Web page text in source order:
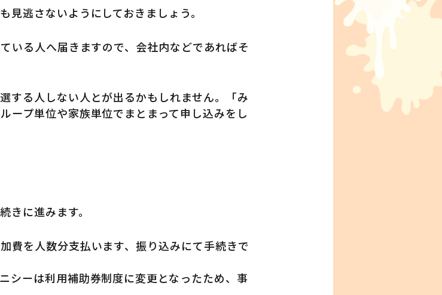
見逃さないようにしておきましょう。
いる人へ届きますので、会社内などであればそ
する人しない人とが出るかもしれません。「み
ープ単位や家族単位でまとまって申し込みをし
きに進みます。
費を人数分支払います、振り込みにて手続きで
シーは利用補助券制度に変更となったため、事